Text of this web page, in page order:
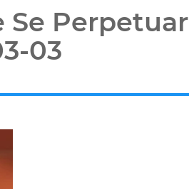
Se Perpetuar
03